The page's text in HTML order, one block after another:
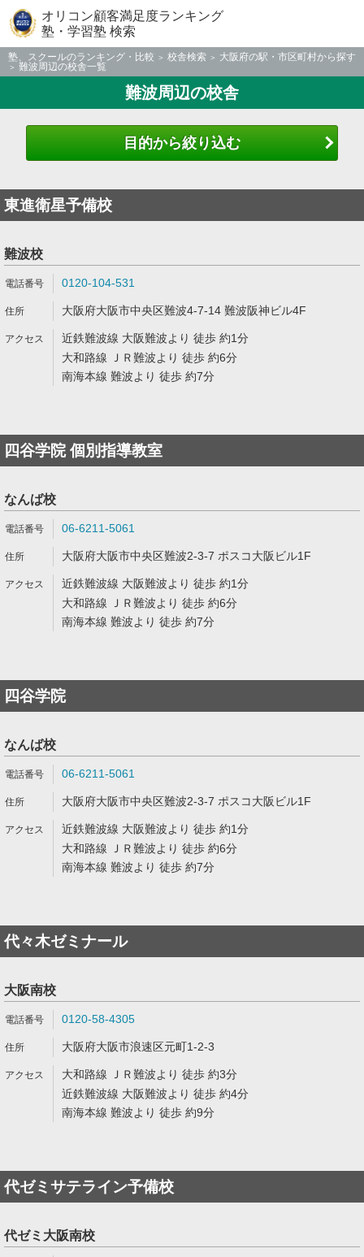
オリコン顧客満足度ランキング
塾・学習塾 検索
塾、スクールのランキング・比較 校舎検索
大阪府の駅・市区町村から探す
難波周辺の校舎一覧
難波周辺の校舎
目的から絞り込む
東進衛星予備校
難波校
0120-104-531
大阪府大阪市中央区難波4-7-14 難波阪神ビル4F
近鉄難波線 大阪難波より 徒歩 約1分
大和路線 ＪＲ難波より 徒歩 約6分
南海本線 難波より 徒歩 約7分
四谷学院 個別指導教室
なんば校
06-6211-5061
大阪府大阪市中央区難波2-3-7 ポスコ大阪ビル1F
近鉄難波線 大阪難波より 徒歩 約1分
大和路線 ＪＲ難波より 徒歩 約6分
南海本線 難波より 徒歩 約7分
四谷学院
なんば校
06-6211-5061
大阪府大阪市中央区難波2-3-7 ポスコ大阪ビル1F
近鉄難波線 大阪難波より 徒歩 約1分
大和路線 ＪＲ難波より 徒歩 約6分
南海本線 難波より 徒歩 約7分
代々木ゼミナール
大阪南校
0120-58-4305
大阪府大阪市浪速区元町1-2-3
大和路線 ＪＲ難波より 徒歩 約3分
近鉄難波線 大阪難波より 徒歩 約4分
南海本線 難波より 徒歩 約9分
代ゼミサテライン予備校
代ゼミ大阪南校